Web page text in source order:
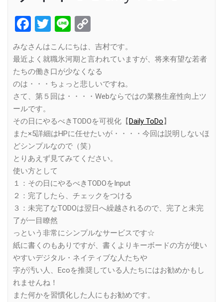
Facebook
Twitter
Line
Link
みなさんはこんにちは、吉村です。
最近よく就職氷河期と言われていますが、将来有望な若者
たちの働き口が少なくなる
のは・・・ちょっと悲しいですね。
さて、第５回は・・・・Webならではの業務生産性向上ツ
ールです。
その日にやるべきTODOを可視化【Daily ToDo】
また×5詳細はHPに任せたいが・・・・今回は説明しないほ
どシンプルなので（笑）
とりあえず見てみてください。
使い方として
１：その日にやるべきTODOをInput
２：完了したら、チェックをつける
３：未完了なTODOは翌日へ繰越されるので、完了と未完
了が一目瞭然
っという非常にシンプルなサービスです☆
紙に書くのもありですが、書くよりキーボードの方が使い
やすいデジタル・ネイティブな人たちや
字が汚い人、Ecoを推奨している人たちにはお勧めかもし
れませんね！
また何かを習慣化した人にもお勧めです。